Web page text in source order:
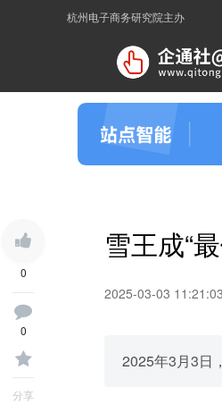
杭州电子商务研究院主办
0
0
分享
雪王成“
2025-03-03 11:21:03
2025年3月3日